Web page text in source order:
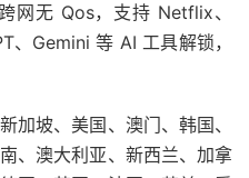
网无 Qos，支持 Netflix、
Gemini 等 AI 工具解锁，
加坡、美国、澳门、韩国、
、澳大利亚、新西兰、加拿